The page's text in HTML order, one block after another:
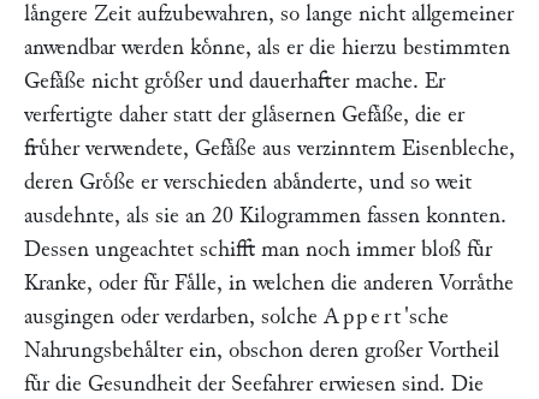
laͤngere Zeit aufzubewahren, so lange nicht allgemeiner
anwendbar werden koͤnne, als er die hierzu bestimmten
Gefaͤße nicht groͤßer und dauerhafter mache. Er
verfertigte daher statt der glaͤsernen Gefaͤße, die er
fruͤher verwendete, Gefaͤße aus verzinntem Eisenbleche,
deren Groͤße er verschieden abaͤnderte, und so weit
ausdehnte, als sie an 20 Kilogrammen fassen konnten.
Dessen ungeachtet schifft man noch immer bloß fuͤr
Kranke, oder fuͤr Faͤlle, in welchen die anderen Vorraͤthe
ausgingen oder verdarben, solche Appert 'sche
Nahrungsbehaͤlter ein, obschon deren großer Vortheil
fuͤr die Gesundheit der Seefahrer erwiesen sind. Die